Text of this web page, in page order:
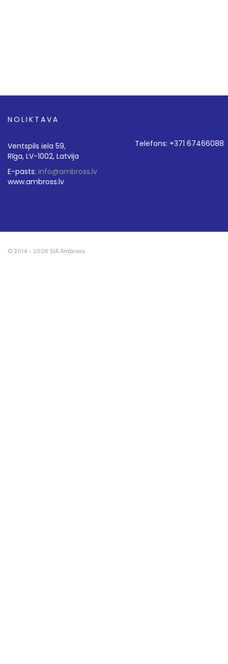
NOLIKTAVA
Ventspils iela 59,
Rīga, LV-1002, Latvija
E-pasts: info@ambross.lv
www.ambross.lv
Telefons: +371 67466088
© 2014 - 2026 SIA Ambross